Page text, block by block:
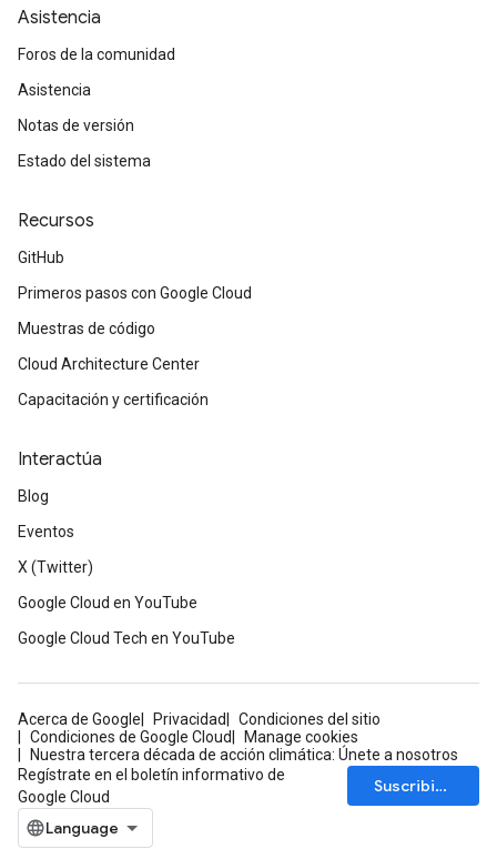
Asistencia
Foros de la comunidad
Asistencia
Notas de versión
Estado del sistema
Recursos
GitHub
Primeros pasos con Google Cloud
Muestras de código
Cloud Architecture Center
Capacitación y certificación
Interactúa
Blog
Eventos
X (Twitter)
Google Cloud en YouTube
Google Cloud Tech en YouTube
Acerca de Google Privacidad
Condiciones del sitio
Condiciones de Google Cloud
Manage cookies
Nuestra tercera década de acción climática: Únete a nosotros
Regístrate en el boletín informativo de
Google Cloud
Suscribirse